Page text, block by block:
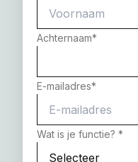
Achternaam*
E-mailadres*
Wat is je functie? *